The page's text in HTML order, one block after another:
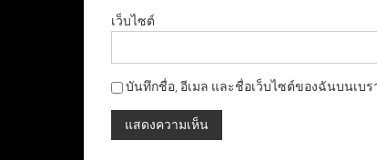
เว็บไซต์
บันทึกชื่อ, อีเมล และชื่อเว็บไซต์ของฉันบนเบ